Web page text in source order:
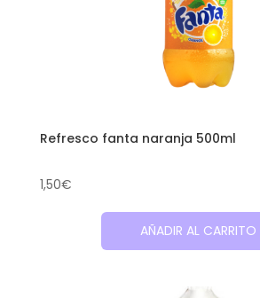
Refresco fanta naranja 500ml
1,50€
AÑADIR AL CARRITO